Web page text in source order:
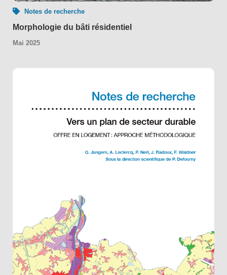
Notes de recherche
Morphologie du bâti résidentiel
Mai 2025